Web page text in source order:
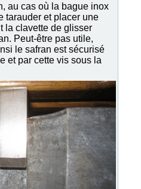
au cas où la bague inox
tarauder et placer une
la clavette de glisser
Peut-être pas utile,
le safran est sécurisé
et par cette vis sous la